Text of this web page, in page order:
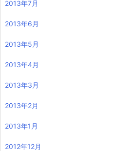
2013年7月
2013年6月
2013年5月
2013年4月
2013年3月
2013年2月
2013年1月
2012年12月